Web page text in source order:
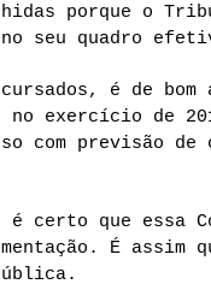
porque o
seu quadro
é de
no exercício de
com previsão de
é certo que essa
É assim